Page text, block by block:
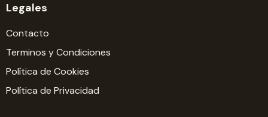
Legales
Contacto
Terminos y Condiciones
Política de Cookies
Política de Privacidad